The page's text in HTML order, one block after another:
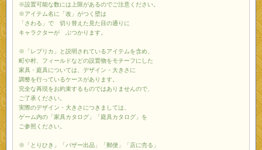
※設置可能な数には上限があるのでご注意ください。
※アイテム名に「改」がつく壁は
「さわる」で 切り替えた見た目の通りに
キャラクターが ぶつかります。
※「レプリカ」と説明されているアイテムを含め、
町や村、フィールドなどの設置物をモチーフにした
家具・庭具については、デザイン・大きさに
調整を行っているケースがあります。
完全な再現をお約束するものではありませんので、
ご了承ください。
実際のデザイン・大きさにつきましては、
ゲーム内の「家具カタログ」「庭具カタログ」を
ご参照ください。
※「とりひき」「バザー出品」「郵便」「店に売る」